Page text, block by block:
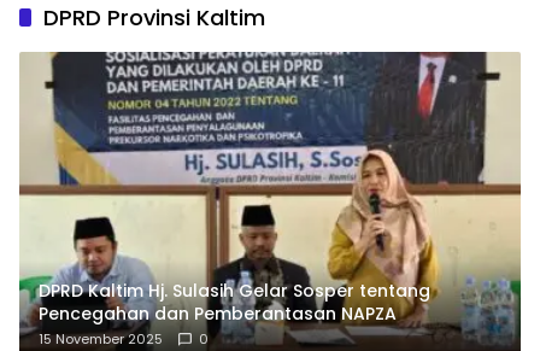
DPRD Provinsi Kaltim
DPRD Kaltim Hj. Sulasih Gelar Sosper tentang
Pencegahan dan Pemberantasan NAPZA
15 November 2025 0